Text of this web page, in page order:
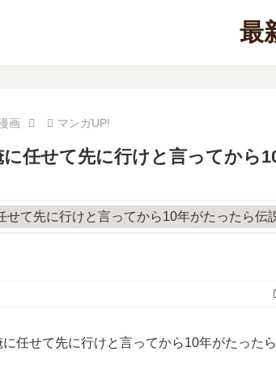
最
画 マンガUP!
に任せて先に行けと言ってか
任せて先に行けと言ってから10年がたった